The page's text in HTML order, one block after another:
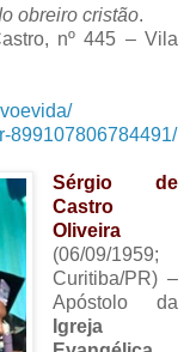
obreiro cristão.
nº 445 – Vila
899107806784491/
Sérgio de
Castro
Oliveira
(06/09/1959;
Curitiba/PR) –
Apóstolo da
Igreja